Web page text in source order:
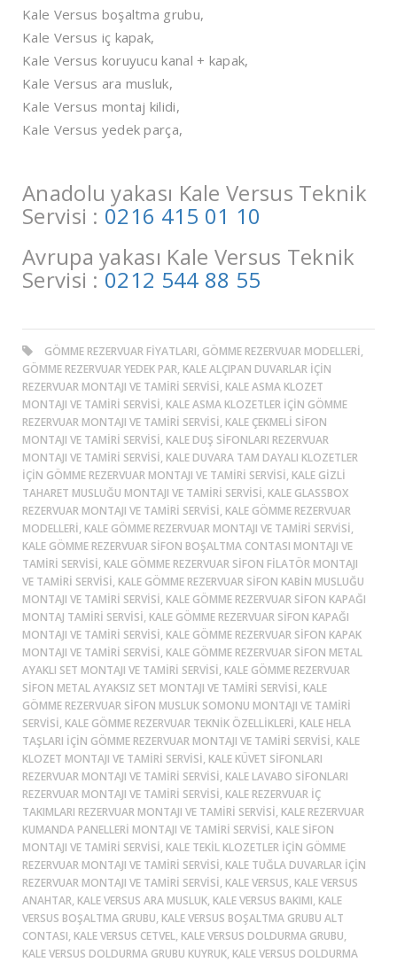
Kale Versus boşaltma grubu,
Kale Versus iç kapak,
Kale Versus koruyucu kanal + kapak,
Kale Versus ara musluk,
Kale Versus montaj kilidi,
Kale Versus yedek parça,
Anadolu yakası Kale Versus Teknik
Servisi : 0216 415 01 10
Avrupa yakası Kale Versus Teknik
Servisi :0212 544 88 55
GÖMME REZERVUAR FIYATLARI, GÖMME REZERVUAR MODELLERI,
GÖMME REZERVUAR YEDEK PAR, KALE ALÇIPAN DUVARLAR IÇIN
REZERVUAR MONTAJI VE TAMIRI SERVISI, KALE ASMA KLOZET
MONTAJI VE TAMIRI SERVISI, KALE ASMA KLOZETLER IÇIN GÖMME
REZERVUAR MONTAJI VE TAMIRI SERVISI, KALE ÇEKMELI SIFON
MONTAJI VE TAMIRI SERVISI, KALE DUŞ SIFONLARI REZERVUAR
MONTAJI VE TAMIRI SERVISI, KALE DUVARA TAM DAYALI KLOZETLER
IÇIN GÖMME REZERVUAR MONTAJI VE TAMIRI SERVISI, KALE GIZLI
TAHARET MUSLUĞU MONTAJI VE TAMIRI SERVISI, KALE GLASSBOX
REZERVUAR MONTAJI VE TAMIRI SERVISI, KALE GÖMME REZERVUAR
MODELLERI, KALE GÖMME REZERVUAR MONTAJI VE TAMIRI SERVISI,
KALE GÖMME REZERVUAR SIFON BOŞALTMA CONTASI MONTAJI VE
TAMIRI SERVISI, KALE GÖMME REZERVUAR SIFON FILATÖR MONTAJI
VE TAMIRI SERVISI, KALE GÖMME REZERVUAR SIFON KABIN MUSLUĞU
MONTAJI VE TAMIRI SERVISI, KALE GÖMME REZERVUAR SIFON KAPAĞI
MONTAJ TAMIRI SERVISI, KALE GÖMME REZERVUAR SIFON KAPAĞI
MONTAJI VE TAMIRI SERVISI, KALE GÖMME REZERVUAR SIFON KAPAK
MONTAJI VE TAMIRI SERVISI, KALE GÖMME REZERVUAR SIFON METAL
AYAKLI SET MONTAJI VE TAMIRI SERVISI, KALE GÖMME REZERVUAR
SIFON METAL AYAKSIZ SET MONTAJI VE TAMIRI SERVISI, KALE
GÖMME REZERVUAR SIFON MUSLUK SOMONU MONTAJI VE TAMIRI
SERVISI, KALE GÖMME REZERVUAR TEKNIK ÖZELLIKLERI, KALE HELA
TAŞLARI IÇIN GÖMME REZERVUAR MONTAJI VE TAMIRI SERVISI, KALE
KLOZET MONTAJI VE TAMIRI SERVISI, KALE KÜVET SIFONLARI
REZERVUAR MONTAJI VE TAMIRI SERVISI, KALE LAVABO SIFONLARI
REZERVUAR MONTAJI VE TAMIRI SERVISI, KALE REZERVUAR IÇ
TAKIMLARI REZERVUAR MONTAJI VE TAMIRI SERVISI, KALE REZERVUAR
KUMANDA PANELLERI MONTAJI VE TAMIRI SERVISI, KALE SIFON
MONTAJI VE TAMIRI SERVISI, KALE TEKIL KLOZETLER IÇIN GÖMME
REZERVUAR MONTAJI VE TAMIRI SERVISI, KALE TUĞLA DUVARLAR IÇIN
REZERVUAR MONTAJI VE TAMIRI SERVISI, KALE VERSUS, KALE VERSUS
ANAHTAR, KALE VERSUS ARA MUSLUK, KALE VERSUS BAKIMI, KALE
VERSUS BOŞALTMA GRUBU, KALE VERSUS BOŞALTMA GRUBU ALT
CONTASI, KALE VERSUS CETVEL, KALE VERSUS DOLDURMA GRUBU,
KALE VERSUS DOLDURMA GRUBU KUYRUK, KALE VERSUS DOLDURMA